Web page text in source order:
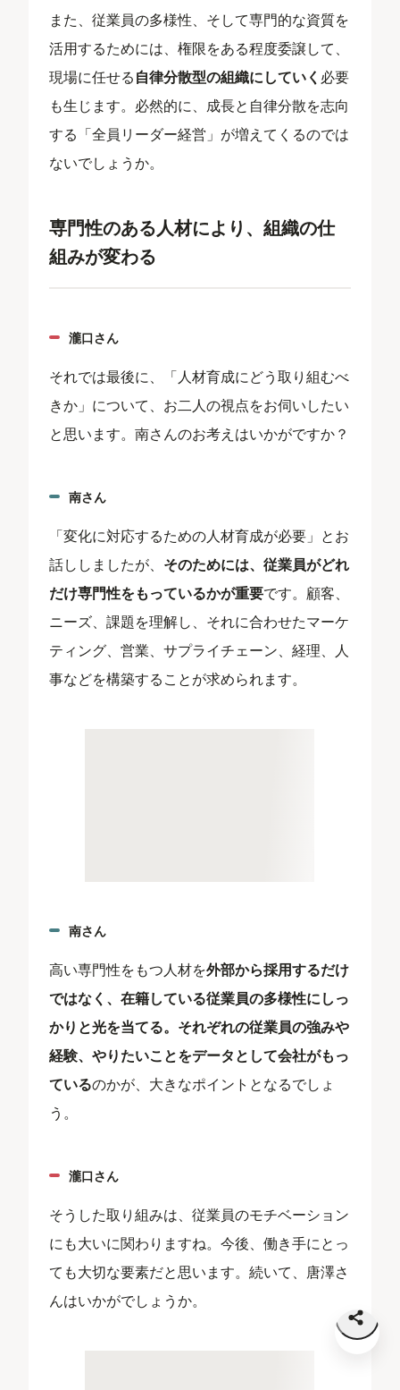
また、従業員の多様性、そして専門的な資質を
活用するためには、権限をある程度委譲して、
現場に任せる自律分散型の組織にしていく 必要
も生じます。必然的に、成長と自律分散を志向
する「全員リーダー経営」が増えてくるのでは
ないでしょうか。
専門性のある人材により、組織の仕
組みが変わる
瀧口さん
それでは最後に、「人材育成にどう取り組むべ
きか」について、お二人の視点をお伺いしたい
と思います。南さんのお考えはいかがですか？
南さん
「変化に対応するための人材育成が必要」とお
話ししましたが、 そのためには、従業員がどれ
だけ専門性をもっているかが重要です。顧客、
ニーズ、課題を理解し、それに合わせたマーケ
ティング、営業、サプライチェーン、経理、人
事などを構築することが求められます。
南さん
高い専門性をもつ人材を外部から採用するだけ
ではなく、在籍している従業員の多様性にしっ
かりと光を当てる。それぞれの従業員の強みや
経験、やりたいことをデータとして会社がもっ
ているのかが、大きなポイントとなるでしょ
う。
瀧口さん
そうした取り組みは、従業員のモチベーション
にも大いに関わりますね。今後、働き手にとっ
ても大切な要素だと思います。続いて、唐澤さ
んはいかがでしょうか。